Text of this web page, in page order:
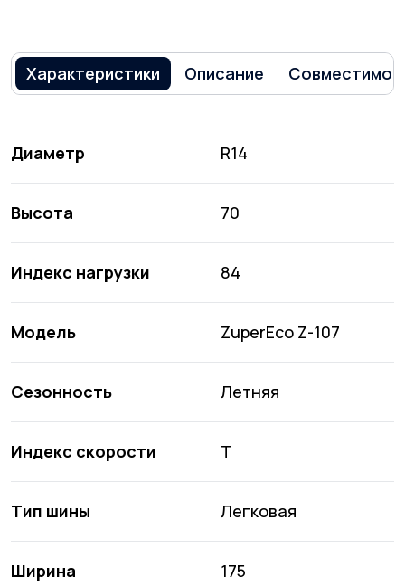
Характеристики Описание
Диаметр R14
Высота 70
Индекс нагрузки 84
Модель ZuperEco Z-107
Сезонность Летняя
Индекс скорости T
Тип шины Легковая
Ширина 175